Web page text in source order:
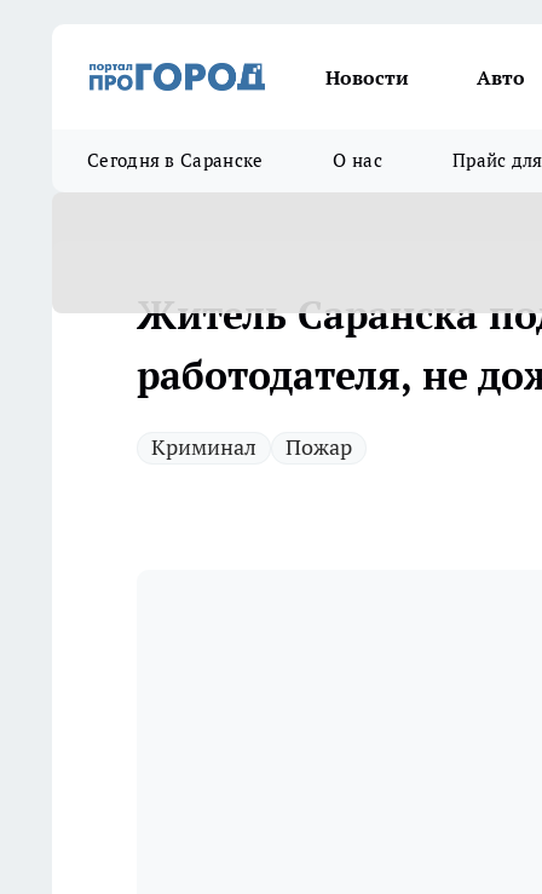
Новости Авто
Сегодня в Саранске О нас Прайс
Житель Саранска
работодателя, не
Криминал Пожар